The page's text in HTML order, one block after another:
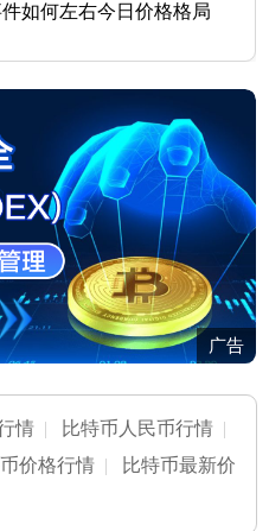
如何左右今日价格格局
广告
情 | 比特币人民币行情 |
价格行情 | 比特币最新价